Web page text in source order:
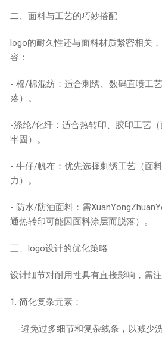
二、面料与工艺的巧妙搭配
logo的耐久性还与面料材质紧密相关
容：
- 棉/棉混纺：适合刺绣、数码直喷工
落）。
-涤纶/化纤：适合热转印、胶印工艺
牢固）。
- 牛仔/帆布：优先选择刺绣工艺（面
力）。
- 防水/防油面料：需
通热转印可能因面料涂层而脱落）。
三、logo设计的优化策略
设计细节对耐用性具有直接影响，需
1. 简化复杂元素：
-避免过多细节和复杂线条，以减少